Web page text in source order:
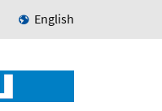
English